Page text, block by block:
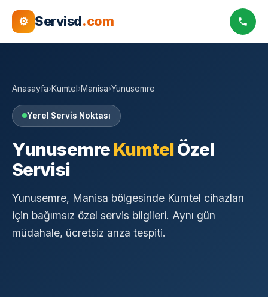
⚙ Servisd.com
Anasayfa›Kumtel›Manisa›Yunusemre
Yerel Servis Noktası
YunusemreKumtelÖzel
Servisi
Yunusemre, Manisa bölgesinde Kumtel cihazları
için bağımsız özel servis bilgileri. Aynı gün
müdahale, ücretsiz arıza tespiti.